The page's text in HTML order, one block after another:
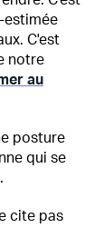
estimée
C'est
notre
au
posture
qui se
cite pas